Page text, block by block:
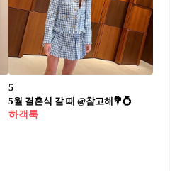
5
5월 결혼식 갈 때 @참고해💐💍​
하객룩